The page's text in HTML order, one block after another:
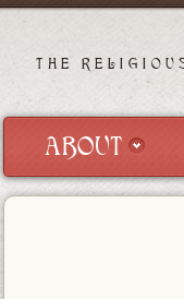
THE
ABOUT
ABOUT